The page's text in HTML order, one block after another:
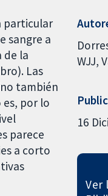
particular
sangre a
de la
Las
también
por lo
parece
a corto
WJJ
16
Ver